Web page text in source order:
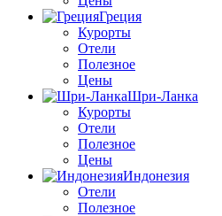
Греция
Курорты
Отели
Полезное
Цены
Шри-Ланка
Курорты
Отели
Полезное
Цены
Индонезия
Отели
Полезное